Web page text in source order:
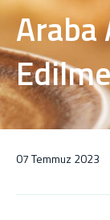
Araba
07 Temmuz 2023